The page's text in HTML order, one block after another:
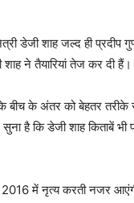
डेजी शाह जल्‍द ही प्रदीप
ने तैयारियां तेज कर दी
बीच के अंतर को बेहतर
है कि डेजी शाह किताबें भी
में नृत्‍य करती नजर